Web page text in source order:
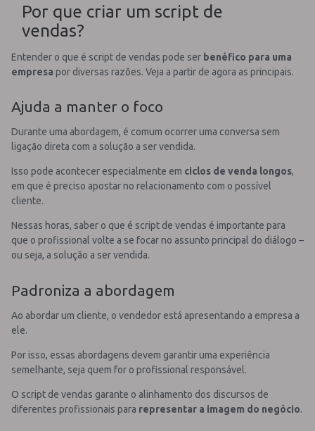
Por que criar um script de
vendas?
Entender o que é script de vendas pode ser benéfico para uma
empresa por diversas razões. Veja a partir de agora as principais.
Ajuda a manter o foco
Durante uma abordagem, é comum ocorrer uma conversa sem
ligação direta com a solução a ser vendida.
Isso pode acontecer especialmente em ciclos de venda longos,
em que é preciso apostar no relacionamento com o possível
cliente.
Nessas horas, saber o que é script de vendas é importante para
que o profissional volte a se focar no assunto principal do diálogo –
ou seja, a solução a ser vendida.
Padroniza a abordagem
Ao abordar um cliente, o vendedor está apresentando a empresa a
ele.
Por isso, essas abordagens devem garantir uma experiência
semelhante, seja quem for o profissional responsável.
O script de vendas garante o alinhamento dos discursos de
diferentes profissionais para representar a imagem do negócio.